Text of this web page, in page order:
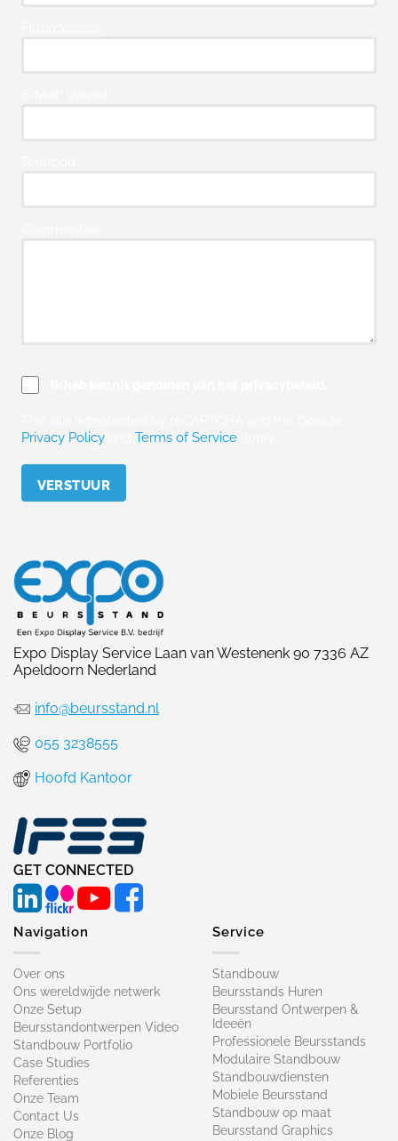
Privacy Policy
Terms of Service
Expo Display Service Laan van Westenenk 90 7336 AZ
Apeldoorn Nederland
info@beursstand.nl
055 3238555
Hoofd Kantoor
GET CONNECTED
Navigation
Over ons
Ons wereldwijde netwerk
Onze Setup
Beursstandontwerpen Video
Standbouw Portfolio
Case Studies
Referenties
Onze Team
Contact Us
Onze Blog
Service
Standbouw
Beursstands Huren
Beursstand Ontwerpen &
Ideeën
Professionele Beursstands
Modulaire Standbouw
Standbouwdiensten
Mobiele Beursstand
Standbouw op maat​
Beursstand Graphics